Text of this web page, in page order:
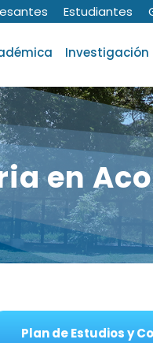
Estudiantes
Investigación
en
Plan de Estudios y